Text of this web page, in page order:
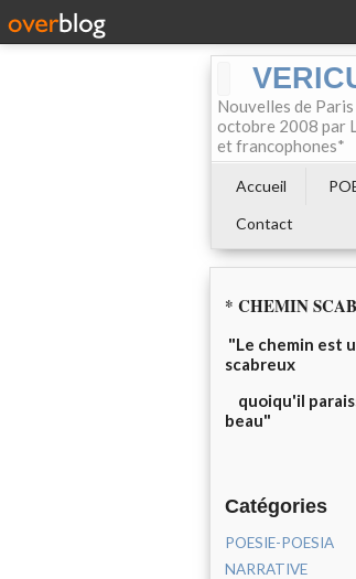
Nouvelles de
octobre 2008 par
et francophones*
Accueil
Contact
* CHEMIN
"Le chemin est
scabreux
quoiqu'il
beau"
Catégories
POESIE-POESIA
NARRATIVE